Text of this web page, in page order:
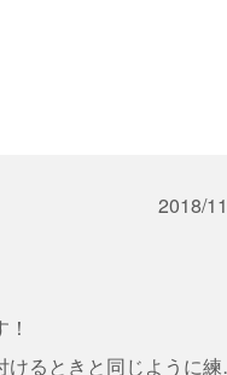
2018/
るときと同じように練